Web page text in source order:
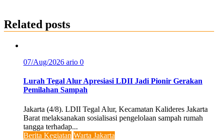
Related posts
07/Aug/2026 ario 0
Lurah Tegal Alur Apresiasi LDII Jadi Pionir Gerakan
Pemilahan Sampah
Jakarta (4/8). LDII Tegal Alur, Kecamatan Kalideres Jakarta
Barat melaksanakan sosialisasi pengelolaan sampah rumah
tangga terhadap...
Berita Kegiatan Warta Jakarta